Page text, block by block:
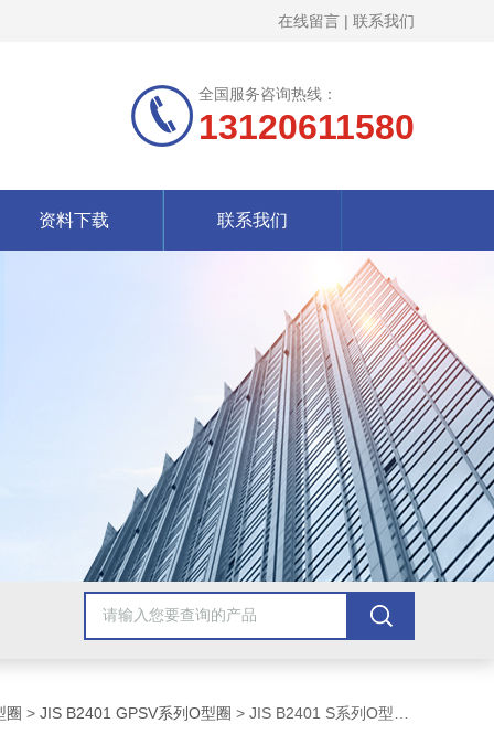
在线留言 | 联系我们
全国服务咨询热线：
13120611580
资料下载 联系我们
圈 > JIS B2401 GPSV系列O型圈 > JIS B2401 S系列O型圈(AFLAS-80A)